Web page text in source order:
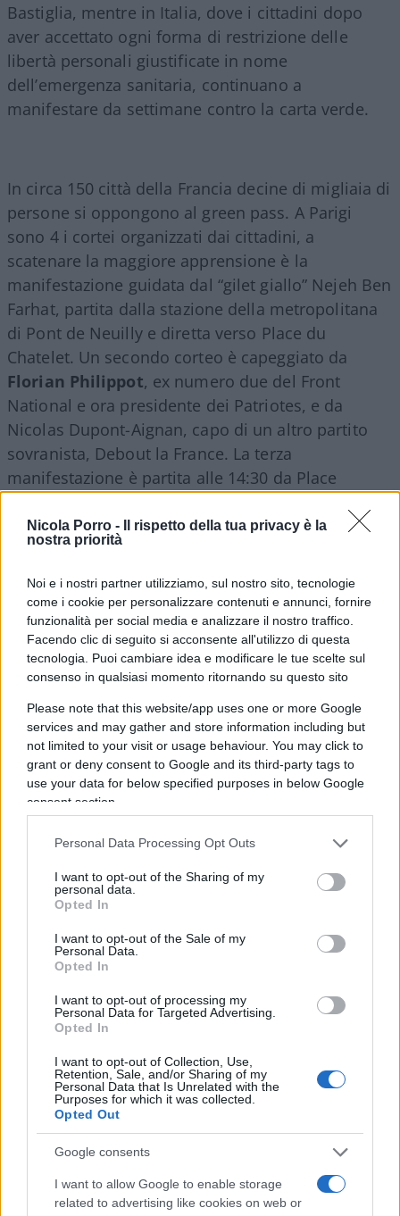
Nicola Porro -
Il rispetto della tua privacy è la
nostra priorità
Noi e i nostri partner utilizziamo, sul nostro sito, tecnologie
come i cookie per personalizzare contenuti e annunci, fornire
funzionalità per social media e analizzare il nostro traffico.
Facendo clic di seguito si acconsente all'utilizzo di questa
tecnologia. Puoi cambiare idea e modificare le tue scelte sul
consenso in qualsiasi momento ritornando su questo sito
Please note that this website/app uses one or more Google
services and may gather and store information including but
not limited to your visit or usage behaviour. You may click to
grant or deny consent to Google and its third-party tags to
use your data for below specified purposes in below Google
consent section.
Personal Data Processing Opt Outs
I want to opt-out of the Sharing of my
personal data.
Opted In
I want to opt-out of the Sale of my
Personal Data.
Opted In
I want to opt-out of processing my
Personal Data for Targeted Advertising.
Opted In
I want to opt-out of Collection, Use,
Retention, Sale, and/or Sharing of my
Personal Data that Is Unrelated with the
Purposes for which it was collected.
Opted Out
Google consents
I want to allow Google to enable storage
related to advertising like cookies on web or
Bastiglia, mentre in Italia, dove i cittadini dopo
aver accettato ogni forma di restrizione delle
libertà personali giustificate in nome
dell’emergenza sanitaria, continuano a
manifestare da settimane contro la carta verde.
In circa 150 città della Francia decine di migliaia di
persone si oppongono al green pass. A Parigi
sono 4 i cortei organizzati dai cittadini, a
scatenare la maggiore apprensione è la
manifestazione guidata dal “gilet giallo” Nejeh Ben
Farhat, partita dalla stazione della metropolitana
di Pont de Neuilly e diretta verso Place du
Chatelet. Un secondo corteo è capeggiato da
Florian Philippot, ex numero due del Front
National e ora presidente dei Patriotes, e da
Nicolas Dupont-Aignan, capo di un altro partito
sovranista, Debout la France. La terza
manifestazione è partita alle 14:30 da Place
dove è previsto l’inizio del quarto corteo alla volta
di Place Pierre Laroque, vicino al Ministero della
Salute.
Gli slogan ripetuti con fermezza dai manifestanti
sono stati: “Macron dimissioni” e “Macron non
voglio il tuo pass”. In Italia dopo numerose
manifestazioni, in particolar modo a Roma, circa
5000 persone hanno marciato in un corteo non
autorizzato per le strade di Milano al grido: “No al
green pass” e “libertà”. I manifestanti si sono
ritrovati in piazza Fontana e hanno raggiunto
piazza Scala dove si trova la sede del Comune di
Milano. Molti manifestanti indossano la stella di
David con la scritta “non vaccinato”. Uno dei
portavoce di questo movimento spontaneo ha
urlato al megafono le seguenti parole: “Qui non ci
sono più parole da dire perché ormai il
totalitarismo è in atto, la nostra protesta dice più
non c’è in Parlamento e ci fa subire l’ostracismo. Il
green pass è un lasciapassare fascista che non dà
libertà”.
#FRANCIA #GREEN PASS
Pagina PAGINA
SUCCESSIVA